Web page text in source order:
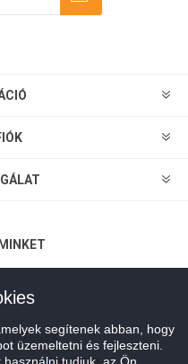
segítenek abban, hogy
üzemeltetni és fejleszteni.